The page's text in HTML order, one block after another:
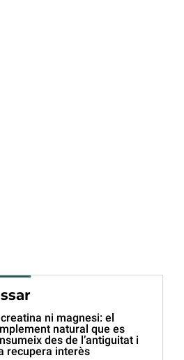
ni magnesi: el
natural que es
des de l’antiguitat i
recupera interès